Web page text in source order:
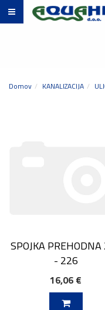
Domov KANALIZACIJA
SPOJKA
- 226
16,06 €